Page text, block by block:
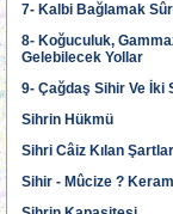
7- Kalbi Bağlamak
8- Koğuculuk,
Gelebilecek Yollar
9- Çağdaş Sihir Ve İki
Sihrin Hükmü
Sihri Câiz Kılan Şartlar
Sihir - Mûcize ?